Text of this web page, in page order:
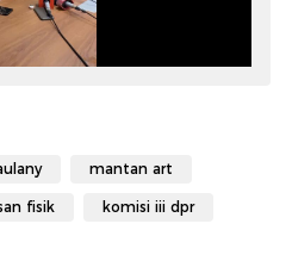
mantan art
fisik komisi iii dpr